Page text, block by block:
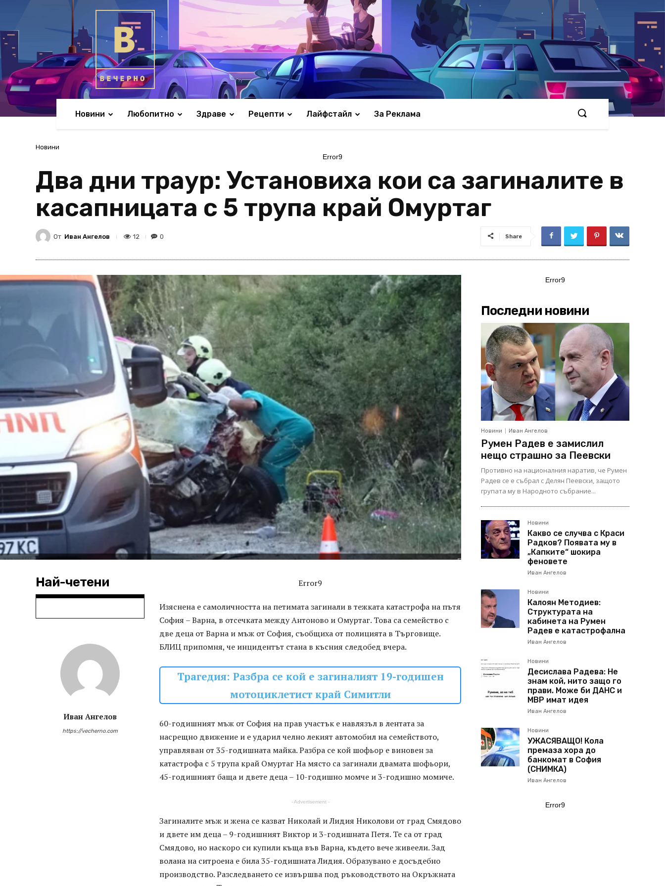
Новини Любопитно Здраве Рецепти Лайфстайл За Реклама
Новини
Error9
Два дни траур: Установиха кои са загиналите в
касапницата с 5 трупа край Омуртаг
От Иван Ангелов 12 0 Share
Най-четени
Иван Ангелов
https://vecherno.com
Error9
Изяснена е самоличността на петимата загинали в тежката катастрофа на пътя
София – Варна, в отсечката между Антоново и Омуртаг. Това са семейство с
две деца от Варна и мъж от София, съобщиха от полицията в Търговище.
БЛИЦ припомня, че инцидентът стана в късния следобед вчера.
Трагедия: Разбра се кой е загиналият 19-годишен
мотоциклетист край Симитли
60-годишният мъж от София на прав участък е навлязъл в лентата за
насрещно движение и е ударил челно лекият автомобил на семейството,
управляван от 35-годишната майка. Разбра се кой шофьор е виновен за
катастрофа с 5 трупа край Омуртаг На място са загинали двамата шофьори,
45-годишният баща и двете деца – 10-годишно момче и 3-годишно момиче.
- Advertisement -
Загиналите мъж и жена се казват Николай и Лидия Николови от град Смядово
и двете им деца – 9-годишният Виктор и 3-годишната Петя. Те са от град
Смядово, но наскоро си купили къща във Варна, където вече живеели. Зад
волана на ситроена е била 35-годишната Лидия. Образувано е досъдебно
производство. Разследването се извършва под ръководството на Окръжната
Error9
Последни новини
Новини Иван Ангелов
Румен Радев е замислил
нещо страшно за Пеевски
Противно на националния наратив, че Румен
Радев се е събрал с Делян Пеевски, защото
групата му в Народното събрание...
Новини
Какво се случва с Краси
Радков? Появата му в
„Капките“ шокира
феновете
Иван Ангелов
Новини
Калоян Методиев:
Структурата на
кабинета на Румен
Радев е катастрофална
Иван Ангелов
Новини
Десислава Радева: Не
знам кой, нито защо го
прави. Може би ДАНС и
МВР имат идея
Иван Ангелов
Новини
УЖАСЯВАЩО! Кола
премаза хора до
банкомат в София
(СНИМКА)
Иван Ангелов
Error9